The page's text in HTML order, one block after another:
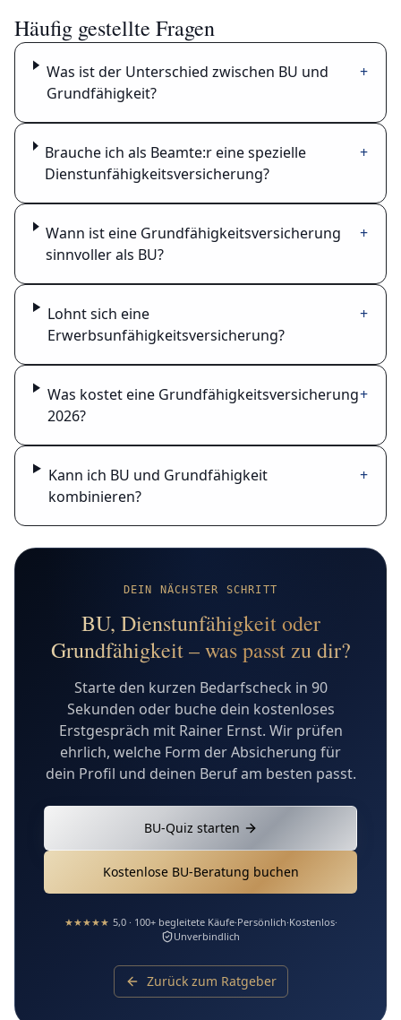
Häufig gestellte Fragen
Was ist der Unterschied zwischen BU und
Grundfähigkeit?
+
Brauche ich als Beamte:r eine spezielle
Dienstunfähigkeitsversicherung?
+
Wann ist eine Grundfähigkeitsversicherung
sinnvoller als BU?
+
Lohnt sich eine
Erwerbsunfähigkeitsversicherung?
+
Was kostet eine Grundfähigkeitsversicherung
2026?
+
Kann ich BU und Grundfähigkeit
kombinieren?
+
DEIN NÄCHSTER SCHRITT
BU, Dienstunfähigkeit oder
Grundfähigkeit – was passt zu dir?
Starte den kurzen Bedarfscheck in 90
Sekunden oder buche dein kostenloses
Erstgespräch mit Rainer Ernst. Wir prüfen
ehrlich, welche Form der Absicherung für
dein Profil und deinen Beruf am besten passt.
BU-Quiz starten
Kostenlose BU-Beratung buchen
★★★★★ 5,0 · 100+ begleitete Käufe·Persönlich·Kostenlos·
Unverbindlich
Zurück zum Ratgeber